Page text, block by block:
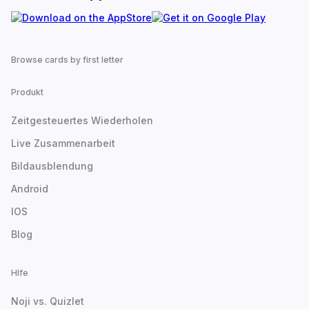
Browse cards by first letter
Produkt
Zeitgesteuertes Wiederholen
Live Zusammenarbeit
Bildausblendung
Android
IOS
Blog
Hlfe
Noji vs. Quizlet